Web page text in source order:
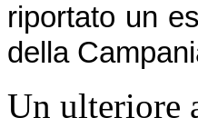
riportato un
della
Un ulteriore